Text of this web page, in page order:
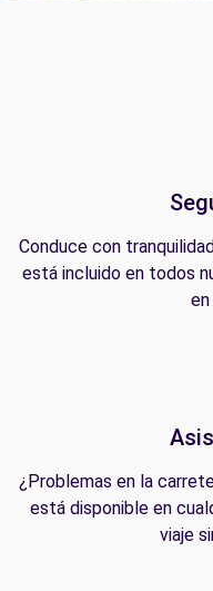
Conduce con
está incluido en todos
¿Problemas en la
está disponible en
viaje